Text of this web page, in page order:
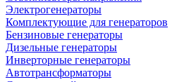
Электрогенераторы
Комплектующие для генераторов
Бензиновые генераторы
Дизельные генераторы
Инверторные генераторы
Автотрансформаторы